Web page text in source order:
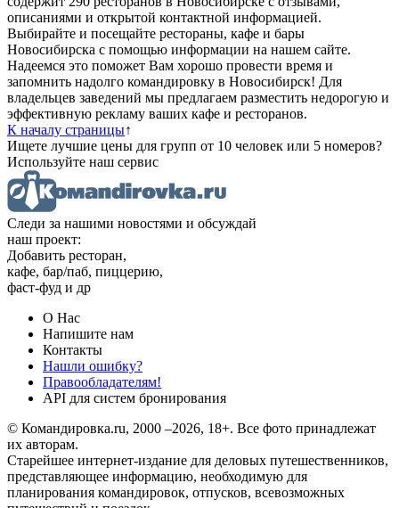
описаниями и открытой контактной информацией.
Выбирайте и посещайте рестораны, кафе и бары
Новосибирска с помощью информации на нашем сайте.
Надеемся это поможет Вам хорошо провести время и
запомнить надолго командировку в Новосибирск! Для
владельцев заведений мы предлагаем разместить недорогую и
эффективную рекламу ваших кафе и ресторанов.
К началу страницы↑
Ищете лучшие цены для групп от 10 человек или 5 номеров?
Используйте наш сервис
Следи за нашими новостями и обсуждай
наш проект:
Добавить ресторан,
кафе, бар/паб, пиццерию,
фаст-фуд и др
О Нас
Напишите нам
Контакты
Нашли ошибку?
Правообладателям!
API для систем бронирования
© Командировка.ru, 2000 –2026, 18+. Все фото принадлежат
их авторам.
Старейшее интернет-издание для деловых путешественников,
представляющее информацию, необходимую для
планирования командировок, отпусков, всевозможных